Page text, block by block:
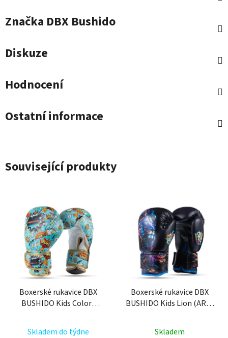
Značka DBX Bushido
Diskuze
Hodnocení
Ostatní informace
Související produkty
Boxerské rukavice DBX
BUSHIDO Kids Colorz
Skladem do týdne
Boxerské rukavice DBX
BUSHIDO Kids Lion (ARB-
Skladem